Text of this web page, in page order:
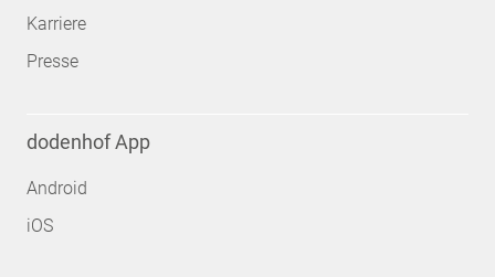
Karriere
Presse
dodenhof App
Android
iOS